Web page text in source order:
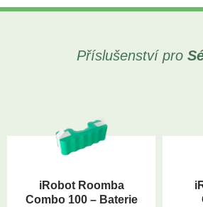
Příslušenství pro
iRobot Roomba
Combo 100 – Baterie